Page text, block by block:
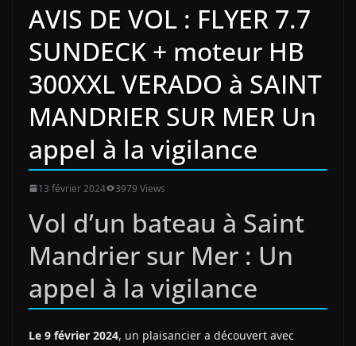
AVIS DE VOL : FLYER 7.7
SUNDECK + moteur HB
300XXL VERADO à SAINT
MANDRIER SUR MER Un
appel à la vigilance
13 février 2024 3979 Views
Vol d’un bateau à Saint
Mandrier sur Mer : Un
appel à la vigilance
Le 9 février 2024, un plaisancier a découvert avec